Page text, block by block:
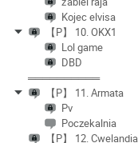
Kojec elvisa
【P】 10. OKX1
Lol game
DBD
══════════
【P】 11. Armata
Pv
Poczekalnia
【P】 12. Cwelandia